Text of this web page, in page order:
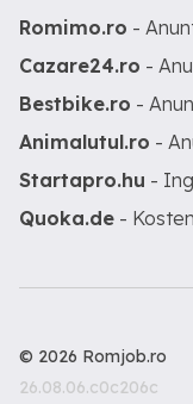
Romimo.ro -
Cazare24.ro -
Bestbike.ro -
Animalutul.ro -
Startapro.hu -
Quoka.de -
© 2026 Romjob.ro
26.08.06.c0c206c